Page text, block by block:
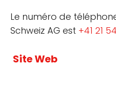
Le numéro de
Schweiz AG est +41 21
Site Web